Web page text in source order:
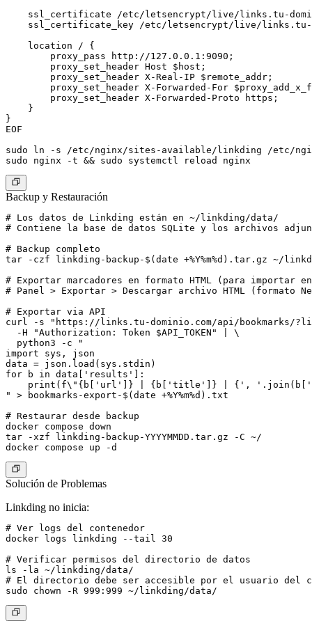
ssl_certificate /etc/letsencrypt/live/links.tu-
ssl_certificate_key /etc/letsencrypt/live/
    location / {
        proxy_pass http://127.0.0.1:9090;
        proxy_set_header Host $host;
        proxy_set_header X-Real-IP $remote_addr;
proxy_set_header X-Forwarded-For
        proxy_set_header X-Forwarded-Proto https;
    }
}
EOF
sudo ln -s /etc/nginx/sites-available/linkding /etc/
Backup y Restauración
# Los datos de Linkding están en ~/linkding/data/
# Contiene la base de datos SQLite y los archivos
# Backup completo
tar -czf linkding-backup-$(date +%Y%m%d).tar.gz ~/
# Exportar marcadores en formato HTML (para importar
# Panel > Exportar > Descargar archivo HTML (formato
# Exportar via API
curl -s "https://links.tu-dominio.com/api/bookmarks/
  -H "Authorization: Token $API_TOKEN" | \
  python3 -c "
import sys, json
data = json.load(sys.stdin)
for b in data['results']:
print(f\"{b['url']} | {b['title']} | {',
" > bookmarks-export-$(date +%Y%m%d).txt
# Restaurar desde backup
docker compose down
tar -xzf linkding-backup-YYYYMMDD.tar.gz -C ~/
Solución de Problemas
Linkding no inicia:
# Ver logs del contenedor
docker logs linkding --tail 30
# Verificar permisos del directorio de datos
ls -la ~/linkding/data/
# El directorio debe ser accesible por el usuario del